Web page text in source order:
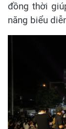
đồng thời
năng biểu